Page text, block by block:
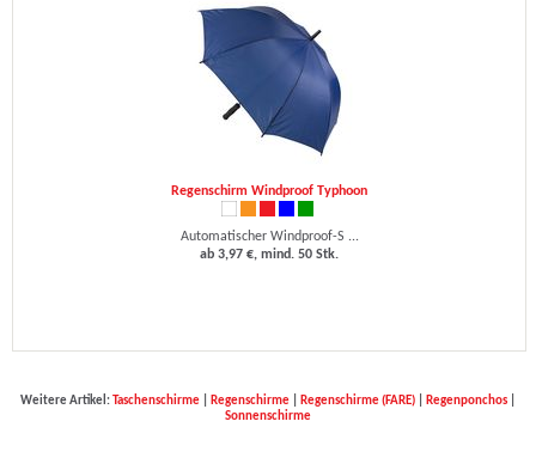
Regenschirm Windproof Typhoon
Automatischer Windproof-S ...
ab 3,97 €, mind. 50 Stk.
Weitere Artikel:Taschenschirme Regenschirme Regenschirme (FARE) Regenponchos
Sonnenschirme